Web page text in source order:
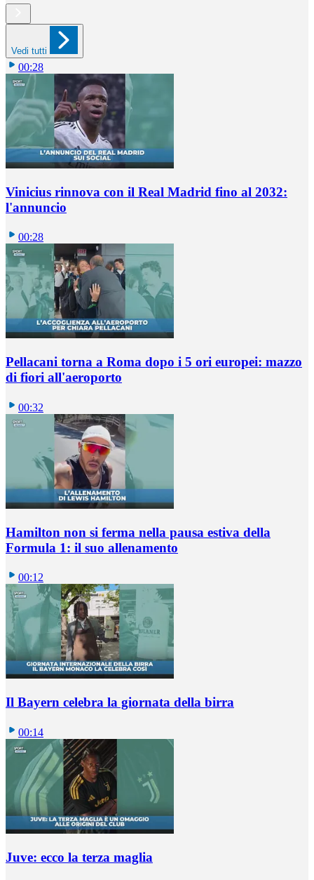
Vedi tutti
00:28
Vinicius rinnova con il Real Madrid fino al 2032:
l'annuncio
00:28
Pellacani torna a Roma dopo i 5 ori europei: mazzo
di fiori all'aeroporto
00:32
Hamilton non si ferma nella pausa estiva della
Formula 1: il suo allenamento
00:12
Il Bayern celebra la giornata della birra
00:14
Juve: ecco la terza maglia